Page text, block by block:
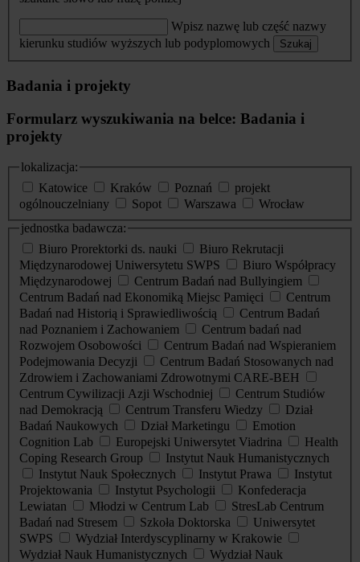
Wpisz nazwę lub część nazwy
kierunku studiów wyższych lub podyplomowych
Szukaj
Badania i projekty
Formularz wyszukiwania na belce: Badania i
projekty
lokalizacja:
Katowice
Kraków Poznań
projekt
ogólnouczelniany
Sopot Warszawa
Wrocław
jednostka badawcza:
Biuro Prorektorki ds. nauki
Biuro Rekrutacji
Międzynarodowej Uniwersytetu SWPS
Biuro Współpracy
Międzynarodowej
Centrum Badań nad Bullyingiem
Centrum Badań nad Ekonomiką Miejsc Pamięci
Centrum
Badań nad Historią i Sprawiedliwością
Centrum Badań
nad Poznaniem i Zachowaniem
Centrum badań nad
Rozwojem Osobowości
Centrum Badań nad Wspieraniem
Podejmowania Decyzji
Centrum Badań Stosowanych nad
Zdrowiem i Zachowaniami Zdrowotnymi CARE-BEH
Centrum Cywilizacji Azji Wschodniej
Centrum Studiów
nad Demokracją
Centrum Transferu Wiedzy
Dział
Badań Naukowych
Dział Marketingu
Emotion
Cognition Lab
Europejski Uniwersytet Viadrina
Health
Coping Research Group
Instytut Nauk Humanistycznych
Instytut Nauk Społecznych
Instytut Prawa
Instytut
Projektowania
Instytut Psychologii
Konfederacja
Lewiatan
Młodzi w Centrum Lab
StresLab Centrum
Badań nad Stresem
Szkoła Doktorska
Uniwersytet
SWPS
Wydział Interdyscyplinarny w Krakowie
Wydział Nauk Humanistycznych
Wydział Nauk